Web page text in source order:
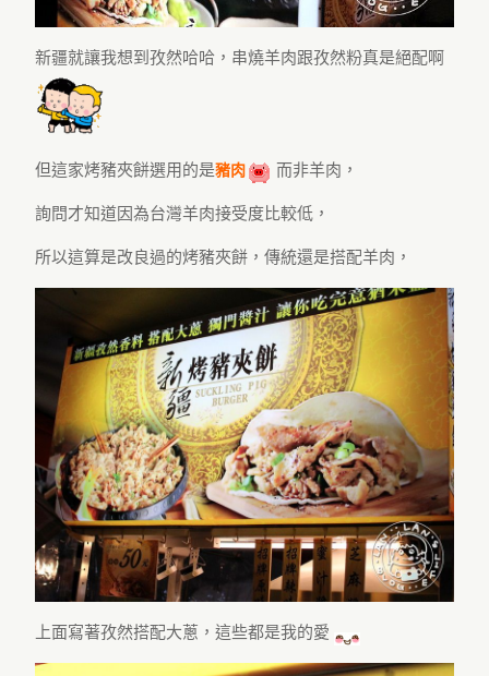
新疆就讓我想到孜然哈哈，串燒羊肉跟孜然粉真是絕配啊
但這家烤豬夾餅選用的是豬肉 而非羊肉，
詢問才知道因為台灣羊肉接受度比較低，
所以這算是改良過的烤豬夾餅，傳統還是搭配羊肉，
上面寫著孜然搭配大蔥，這些都是我的愛